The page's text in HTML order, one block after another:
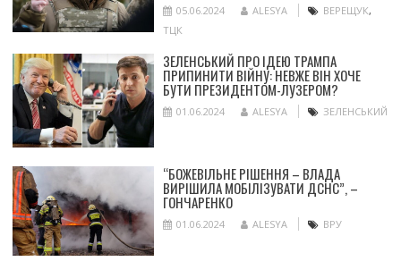
05.06.2024 ALESYA ВЕРЕЩУК,
ТЦК
ЗЕЛЕНСЬКИЙ ПРО ІДЕЮ ТРАМПА
ПРИПИНИТИ ВІЙНУ: НЕВЖЕ ВІН ХОЧЕ
БУТИ ПРЕЗИДЕНТОМ-ЛУЗЕРОМ?
01.06.2024 ALESYA ЗЕЛЕНСЬКИЙ
“БОЖЕВІЛЬНЕ РІШЕННЯ – ВЛАДА
ВИРІШИЛА МОБІЛІЗУВАТИ ДСНС”, –
ГОНЧАРЕНКО
01.06.2024 ALESYA ВРУ